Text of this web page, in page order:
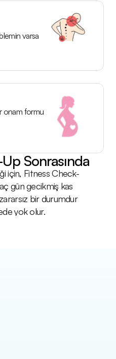
varsa
onam formu
Sonrasında
için, Fitness Check-
gün gecikmiş kas
bir durumdur
yok olur.